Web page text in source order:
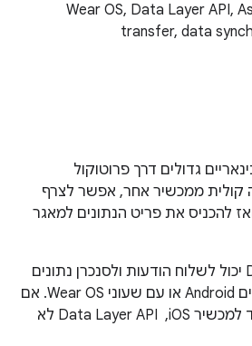
Wear OS, Data Layer API,
transfer, data
גדולים דרך פרוטוקול
להכניס את פריט הנתונים למאגר
Data Layer API יכול לשלוח הודעות ולסנכרן נתונים
רק עם טלפונים שמריצים Android או עם שעוני Wear OS. אם
מכשיר Wear OS מוצמד למכשיר iOS, ‏ Data Layer API לא